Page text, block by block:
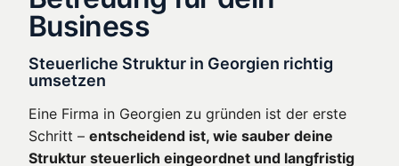
Business
Steuerliche Struktur in Georgien richtig
umsetzen
Eine Firma in Georgien zu gründen ist der erste
Schritt – entscheidend ist, wie sauber deine
Struktur steuerlich eingeordnet und langfristig